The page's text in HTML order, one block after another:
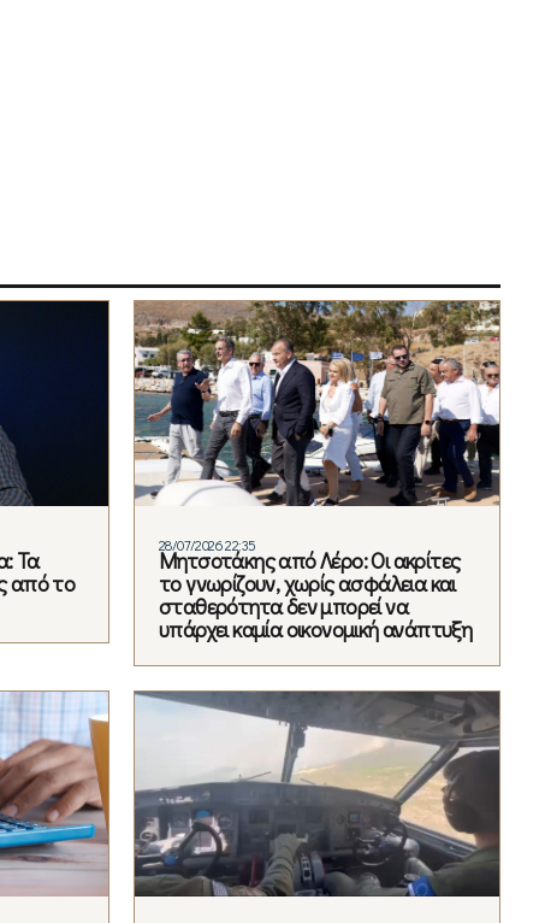
Τα
από το
28/07/2026 22:35
Μητσοτάκης από Λέρο: Οι ακρίτες
το γνωρίζουν, χωρίς ασφάλεια και
σταθερότητα δεν μπορεί να
υπάρχει καμία οικονομική ανάπτυξη